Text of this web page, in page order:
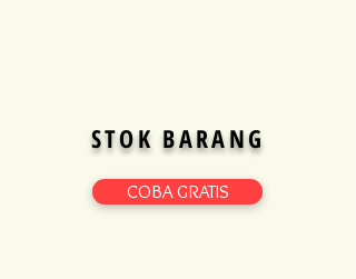
STOK BARANG
COBA GRATIS